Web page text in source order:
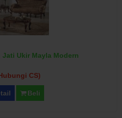
Jati Ukir Mayla Modern
CS)
Beli